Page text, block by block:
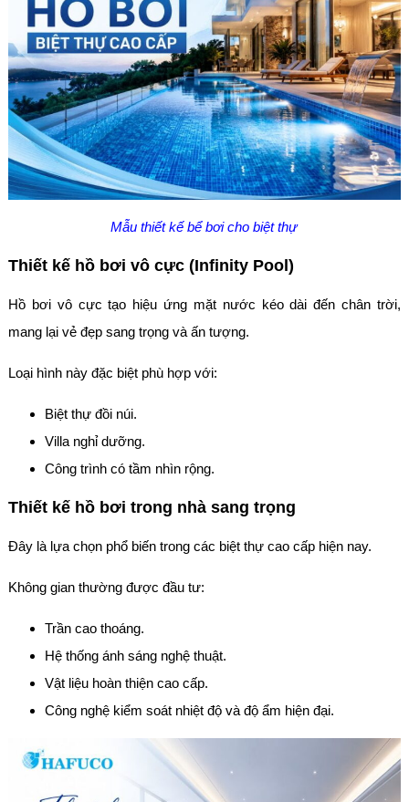
Mẫu thiết kế bể bơi cho biệt thự
Thiết kế hồ bơi vô cực (Infinity Pool)
Hồ bơi vô cực tạo hiệu ứng mặt nước kéo dài đến chân trời,
mang lại vẻ đẹp sang trọng và ấn tượng.
Loại hình này đặc biệt phù hợp với:
Biệt thự đồi núi.
Villa nghỉ dưỡng.
Công trình có tầm nhìn rộng.
Thiết kế hồ bơi trong nhà sang trọng
Đây là lựa chọn phổ biến trong các biệt thự cao cấp hiện nay.
Không gian thường được đầu tư:
Trần cao thoáng.
Hệ thống ánh sáng nghệ thuật.
Vật liệu hoàn thiện cao cấp.
Công nghệ kiểm soát nhiệt độ và độ ẩm hiện đại.